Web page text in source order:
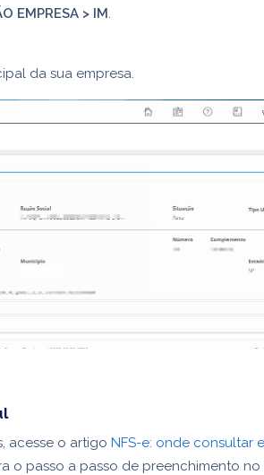
EMPRESA > IM.
da sua empresa.
acesse o artigo NFS-e: onde consultar
o passo a passo de preenchimento no